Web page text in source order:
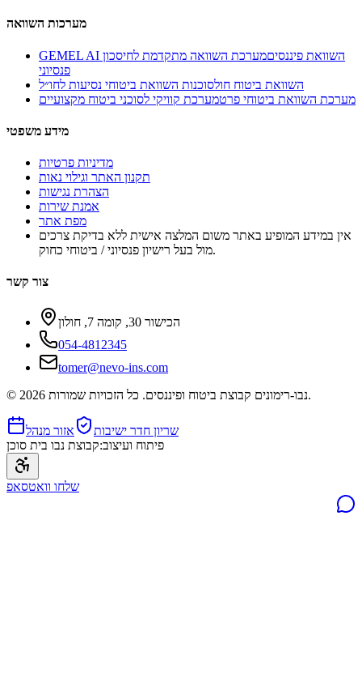
מערכות השוואה
GEMEL AI השוואת פיננסיםמערכת השוואה מתקדמת לחיסכון
פנסיוני
השוואת ביטוח חולסוכנות השוואת ביטוחי נסיעות לחו״ל
מערכת השוואת ביטוחי פרטמערכת קוויקי לסוכני ביטוח מקצועיים
מידע משפטי
מדיניות פרטיות
תקנון האתר וגילוי נאות
הצהרת נגישות
אמנת שירות
מפת אתר
אין במידע המופיע באתר משום המלצה אישית ללא בדיקת צרכים
מול בעל רישיון פנסיוני / ביטוחי כחוק.
צור קשר
הכישור 30, קומה 7, חולון
054-4812345
tomer@nevo-ins.com
© 2026 נבו-רימונים קבוצת ביטוח ופיננסים. כל הזכויות שמורות.
שריון חדר ישיבות
אזור מנהל
פיתוח ועיצוב:קבוצת נבו בית סוכן
שלחו וואטסאפ